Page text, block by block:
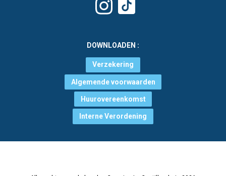
DOWNLOADEN :
Verzekering
Algemende voorwaarden
Huurovereenkomst
Interne Verordening